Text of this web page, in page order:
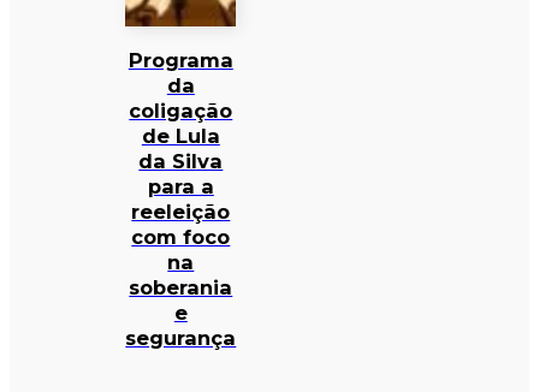
Programa
da
coligação
de Lula
da Silva
para a
reeleição
com foco
na
soberania
e
segurança